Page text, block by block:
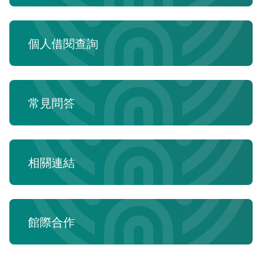
電子資料庫
試用電子資料庫
電子資料庫
Journals學術期刊資料庫
全國學術電子資源系統
論文相關網站
研究方法與論文寫作參考資料
取得論文全文的方法
中文圖書分類表
電子資源
凌網電子書HyRead ebook
華藝電子書iRead eBooks
UDN讀書館電子書庫
Journals學術期刊資料庫(校內使用無須帳密,需校外
使用請洽圖書館)
西文圖書分類表
個人借閱查詢
常見問答
相關連結
館際合作